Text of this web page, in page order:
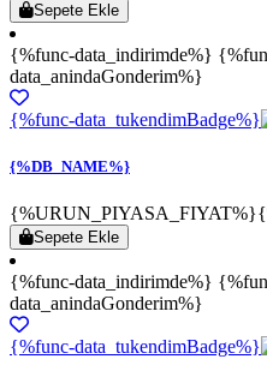
Sepete Ekle
{%func-data_indirimde%}
data_anindaGonderim%}
{%func-data_tukendimBadge%}
{%DB_NAME%}
{%URUN_PIYASA_FIYAT%}
Sepete Ekle
{%func-data_indirimde%}
data_anindaGonderim%}
{%func-data_tukendimBadge%}